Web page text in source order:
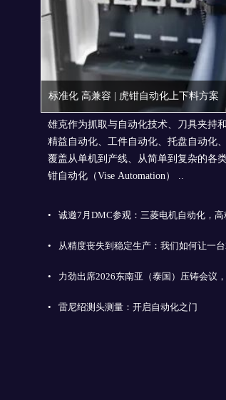
标准化 高兼容 | 虎钳自动化上下料方案
雄克作为抓取与自动化技术、刀具夹持
精益自动化、工件自动化、托盘自动化
覆盖从单机到产线、从简单到复杂的各
钳自动化（Vise Automation） ..
• 诚邀7月DMC参观：三菱电机自动化，
• 从精度丧失到稳定生产：我们如何让一
• 力劲出席2026东南亚（泰国）压铸会议
• 雷尼绍测头测量：开启自动化之门